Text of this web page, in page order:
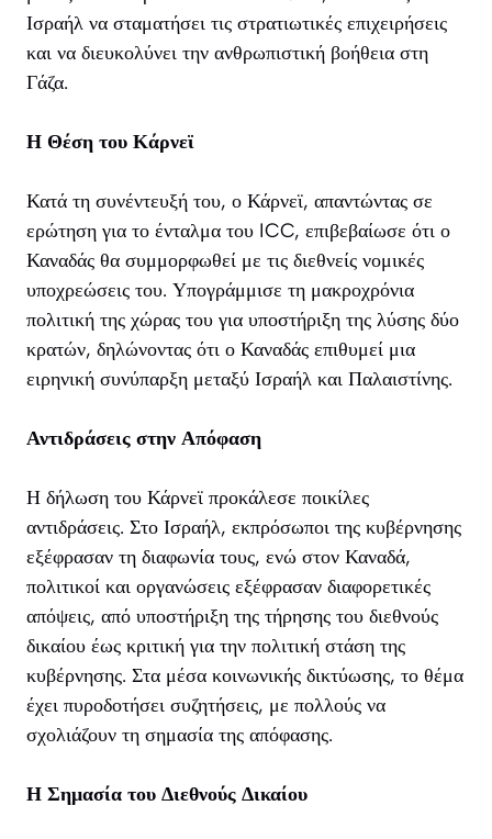
Ισραήλ να σταματήσει τις στρατιωτικές επιχειρήσεις
και να διευκολύνει την ανθρωπιστική βοήθεια στη
Γάζα.
Η Θέση του Κάρνεϊ
Κατά τη συνέντευξή του, ο Κάρνεϊ, απαντώντας σε
ερώτηση για το ένταλμα του ICC, επιβεβαίωσε ότι ο
Καναδάς θα συμμορφωθεί με τις διεθνείς νομικές
υποχρεώσεις του. Υπογράμμισε τη μακροχρόνια
πολιτική της χώρας του για υποστήριξη της λύσης δύο
κρατών, δηλώνοντας ότι ο Καναδάς επιθυμεί μια
ειρηνική συνύπαρξη μεταξύ Ισραήλ και Παλαιστίνης.
Αντιδράσεις στην Απόφαση
Η δήλωση του Κάρνεϊ προκάλεσε ποικίλες
αντιδράσεις. Στο Ισραήλ, εκπρόσωποι της κυβέρνησης
εξέφρασαν τη διαφωνία τους, ενώ στον Καναδά,
πολιτικοί και οργανώσεις εξέφρασαν διαφορετικές
απόψεις, από υποστήριξη της τήρησης του διεθνούς
δικαίου έως κριτική για την πολιτική στάση της
κυβέρνησης. Στα μέσα κοινωνικής δικτύωσης, το θέμα
έχει πυροδοτήσει συζητήσεις, με πολλούς να
σχολιάζουν τη σημασία της απόφασης.
Η Σημασία του Διεθνούς Δικαίου